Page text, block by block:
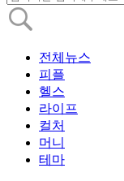
전체뉴스
피플
헬스
라이프
컬처
머니
테마